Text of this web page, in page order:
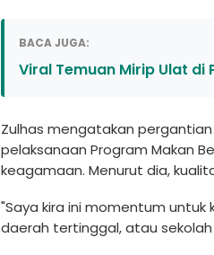
BACA JUGA:
Viral Temuan Mirip Ulat di
Zulhas mengatakan
pelaksanaan Program Makan
keagamaan. Menurut dia,
"Saya kira ini momentum
daerah tertinggal, atau